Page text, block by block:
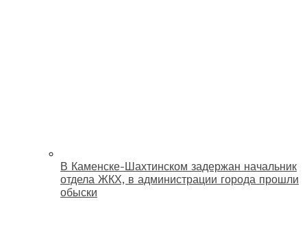
В Каменске-Шахтинском задержан начальник
отдела ЖКХ, в администрации города прошли
обыски